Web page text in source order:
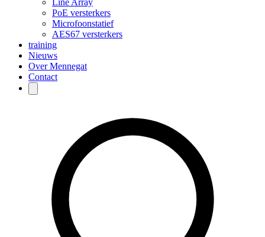
Line Array
PoE versterkers
Microfoonstatief
AES67 versterkers
training
Nieuws
Over Mennegat
Contact